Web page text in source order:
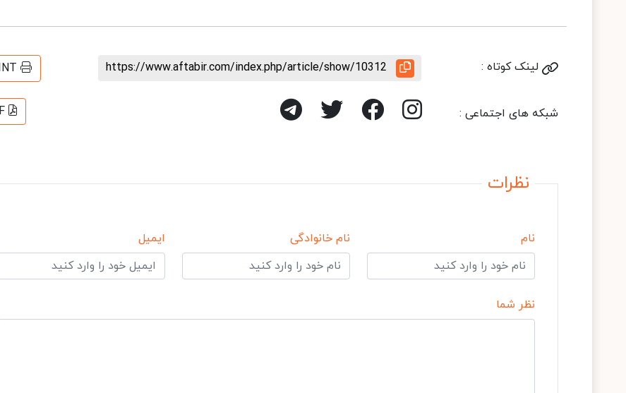
لینک کوتاه : https://www.aftabir.com/index.php/article/show/10312
شبکه های اجتماعی :
نظرات
نام نام خانوادگی ایمیل
نظر شما